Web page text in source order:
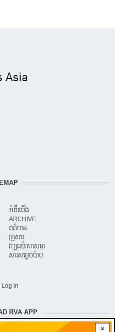
×
អំពីយើង
ARCHIVE
ពត៌មាន
គ្រួសារ
វប្បធម៌/សាសនា
សារសម្តេចប៉ាប
Log in
RVA APP